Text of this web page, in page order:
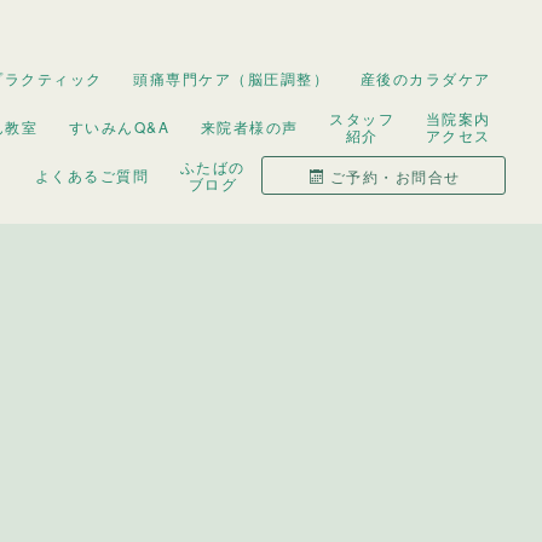
クティック 頭痛専門ケア（脳圧調整） 産後のカラダケア
教室 すいみんQ&A 来院者様の声
スタッフ
紹介
当院案内
アクセス
よくあるご質問
ふたばの
ブログ
ご予約・お問合せ